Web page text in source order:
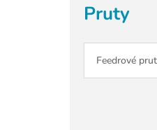
Pruty
Feedrové